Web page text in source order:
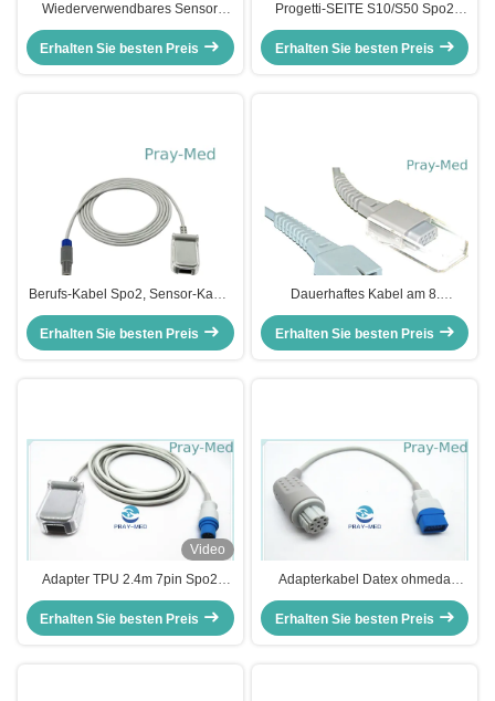
Wiederverwendbares Sensor
Biocare 10pin Spo2 des
Erwachsen-Spo2 Sensor-Kabel
kompatibel für IM8 IM10 IM12
Erhalten Sie besten Preis
Progetti-SEITE S10/S50 Spo2
Sensor-Kabel-Sauerstoff-Sensor-
Kabel 3m/10ft
Erhalten Sie besten Preis
Berufs-Kabel Spo2, Sensor-Kabel
0010-20-42595 Datascope Spo2
Erhalten Sie besten Preis
Dauerhaftes Kabel am 8.
Dezember, wiederverwendbares
Kabel 4.0mm Durchmessers
Sensor-Spo2
Erhalten Sie besten Preis
Video
Adapter TPU 2.4m 7pin Spo2
verkabeln 3368433 kompatibles
Drager
Erhalten Sie besten Preis
Adapterkabel Datex ohmeda
TruSignal TS-N3
spo2/Erweiterungskabel mit 10pin
Erhalten Sie besten Preis